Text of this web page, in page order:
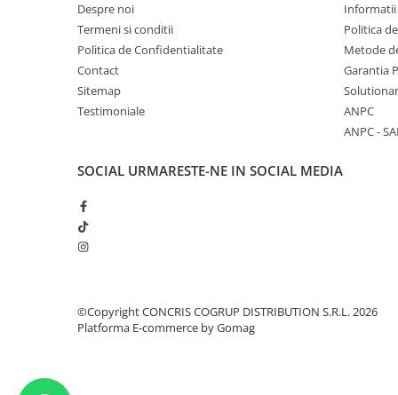
Despre noi
Termeni si conditii
Politica de Confidentialitate
Contact
Sitemap
Testimoniale
Politica
Metode
Garantia
ANPC
ANPC -
SOCIAL URMARESTE-NE IN SOCIAL MEDIA
©Copyright CONCRIS COGRUP DISTRIBUTION S.R.L. 2026
Platforma E-commerce by Gomag